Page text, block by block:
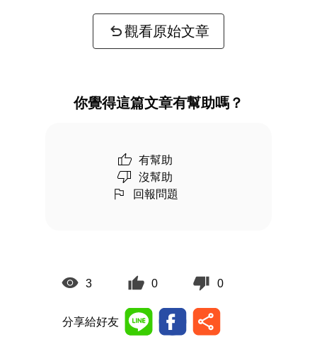
觀看原始文章
你覺得這篇文章有幫助嗎？
有幫助
沒幫助
回報問題
3 0 0
分享給好友